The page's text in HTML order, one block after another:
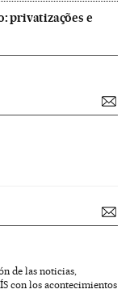
privatizações e
de las noticias,
con los acontecimientos